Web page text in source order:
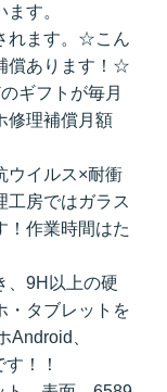
す。
れます。☆こん
償あります！☆
ギフトが毎月
修理補償月額
ウイルス×耐衝
房ではガラス
！作業時間はた
、9H以上の硬
・タブレットを
Android、
！！